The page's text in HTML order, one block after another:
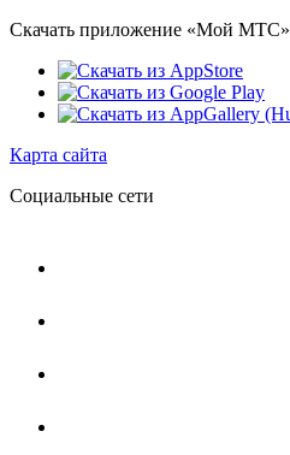
Скачать приложение «Мой МТС»
Карта сайта
Социальные сети